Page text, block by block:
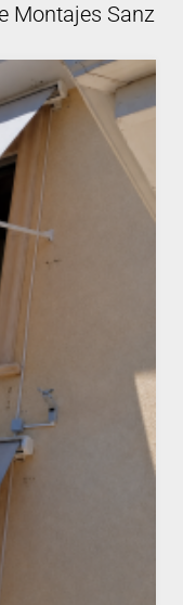
Montajes Sanz